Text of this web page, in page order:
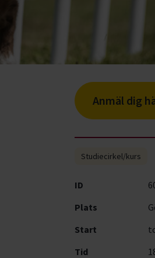
Anmäl dig
Studiecirkel/kurs
ID
Plats
Start
Tid